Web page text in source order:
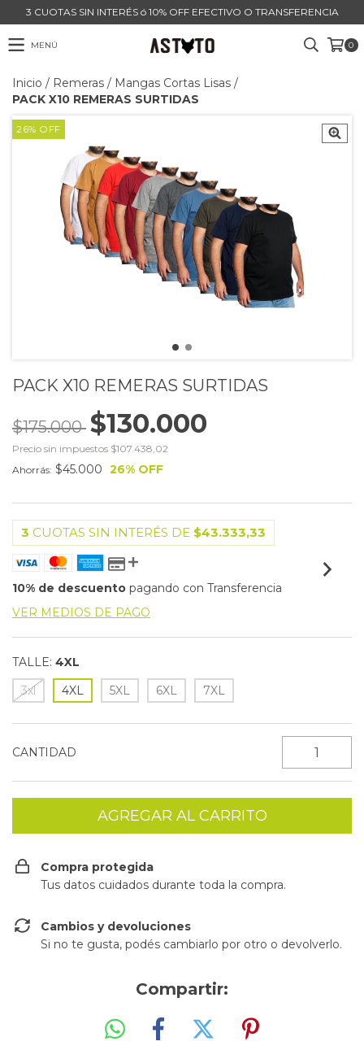
3 CUOTAS SIN INTERÉS ó 10% OFF EFECTIVO O TRANSFERENCIA
MENÚ 0
Inicio / Remeras / Mangas Cortas Lisas /
PACK X10 REMERAS SURTIDAS
26% OFF
PACK X10 REMERAS SURTIDAS
$175.000 $130.000
Precio sin impuestos $107.438,02
Ahorrás: $45.000 26% OFF
3 CUOTAS SIN INTERÉS DE $43.333,33
10% de descuento pagando con Transferencia
VER MEDIOS DE PAGO
TALLE: 4XL
3xl
4XL 5XL 6XL 7XL
CANTIDAD
Compra protegida
Tus datos cuidados durante toda la compra.
Cambios y devoluciones
Si no te gusta, podés cambiarlo por otro o devolverlo.
Compartir: